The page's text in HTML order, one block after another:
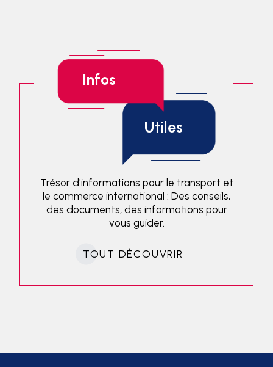
Infos
Utiles
Trésor d'informations pour le transport et
le commerce international : Des conseils,
des documents, des informations pour
vous guider.
TOUT DÉCOUVRIR